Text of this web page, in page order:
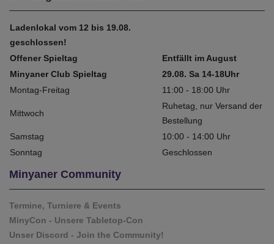
Ladenlokal vom 12 bis 19.08.
geschlossen!
Offener Spieltag
Entfällt im August
Minyaner Club Spieltag
29.08. Sa 14-18Uhr
Montag-Freitag
11:00 - 18:00 Uhr
Mittwoch
Ruhetag, nur Versand der
Bestellung
Samstag
10:00 - 14:00 Uhr
Sonntag
Geschlossen
Minyaner Community
Termine, Turniere & Events
MinyCon - Unsere Tabletop-Con
Unser Discord - Join the Community!